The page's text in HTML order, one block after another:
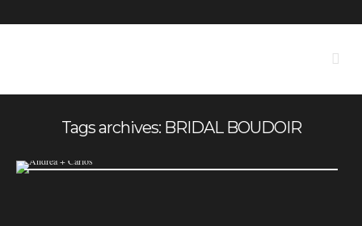
Tags archives: BRIDAL BOUDOIR